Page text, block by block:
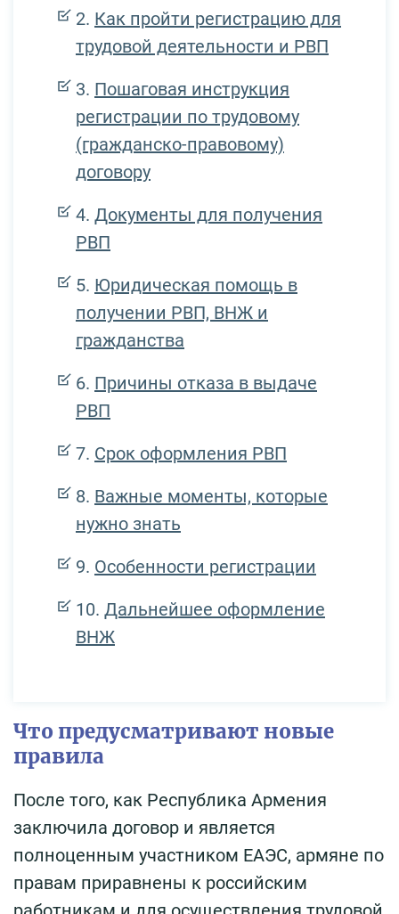
Как пройти регистрацию для
трудовой деятельности и РВП
Пошаговая инструкция
регистрации по трудовому
(гражданско-правовому)
договору
Документы для получения
РВП
Юридическая помощь в
получении РВП, ВНЖ и
гражданства
Причины отказа в выдаче
РВП
Срок оформления РВП
Важные моменты, которые
нужно знать
Особенности регистрации
Дальнейшее оформление
ВНЖ
Что предусматривают новые
правила
После того, как Республика Армения
заключила договор и является
полноценным участником ЕАЭС, армяне по
правам приравнены к российским